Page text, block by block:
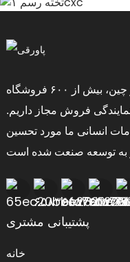
ما همچنین در بیش از ۱۵۰ شهر چین، بیش از ۶۰۰ فروشگاه
کارمند، نمایندگی فروش مجاز داریم.
انسانی ما مورد تحسین
پشتیبانی مشتری
خانه